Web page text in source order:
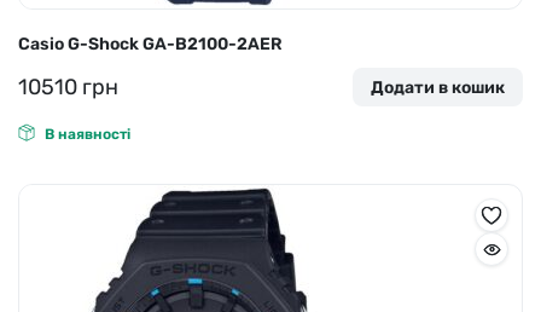
Casio G-Shock GA-B2100-2AER
10510 грн Додати в кошик
В наявності